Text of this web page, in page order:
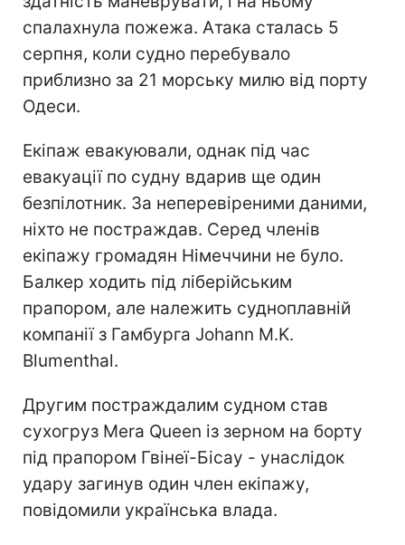
спалахнула пожежа. Атака сталась 5
серпня, коли судно перебувало
приблизно за 21 морську милю від порту
Одеси.
Екіпаж евакуювали, однак під час
евакуації по судну вдарив ще один
безпілотник. За неперевіреними даними,
ніхто не постраждав. Серед членів
екіпажу громадян Німеччини не було.
Балкер ходить під ліберійським
прапором, але належить судноплавній
компанії з Гамбурга Johann M.K.
Blumenthal.
Другим постраждалим судном став
сухогруз Mera Queen із зерном на борту
під прапором Гвінеї-Бісау - унаслідок
удару загинув один член екіпажу,
повідомили українська влада.